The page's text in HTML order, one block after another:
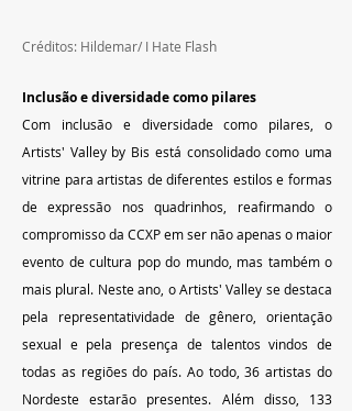
Créditos: Hildemar/ I Hate Flash
Inclusão e diversidade como pilares
Com inclusão e diversidade como pilares, o
Artists' Valley by Bis está consolidado como uma
vitrine para artistas de diferentes estilos e formas
de expressão nos quadrinhos, reafirmando o
compromisso da CCXP em ser não apenas o maior
evento de cultura pop do mundo, mas também o
mais plural. Neste ano, o Artists' Valley se destaca
pela representatividade de gênero, orientação
sexual e pela presença de talentos vindos de
todas as regiões do país. Ao todo, 36 artistas do
Nordeste estarão presentes. Além disso, 133